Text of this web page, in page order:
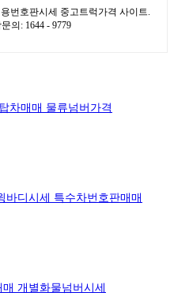
번호판시세 중고트럭가격 사이트.
의: 1644 - 9779
차매매 물류넘버가격
바디시세 특수차번호판매매
개별화물넘버시세